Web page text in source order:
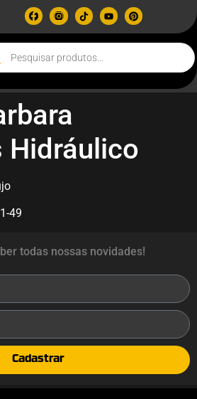
Hidráulico
49
todas nossas novidades!
Cadastrar